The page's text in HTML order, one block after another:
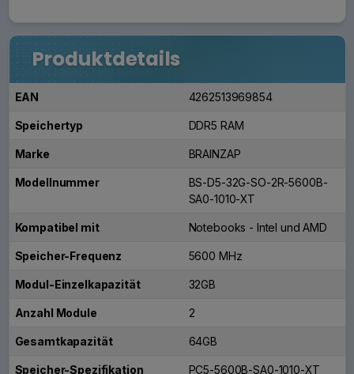
Produktdetails
EAN 4262513969854
Speichertyp DDR5 RAM
Marke BRAINZAP
Modellnummer
BS-D5-32G-SO-2R-5600B-
SA0-1010-XT
Kompatibel mit Notebooks - Intel und AMD
Speicher-Frequenz 5600 MHz
Modul-Einzelkapazität 32GB
Anzahl Module 2
Gesamtkapazität 64GB
Speicher-Spezifikation PC5-5600B-SA0-1010-XT